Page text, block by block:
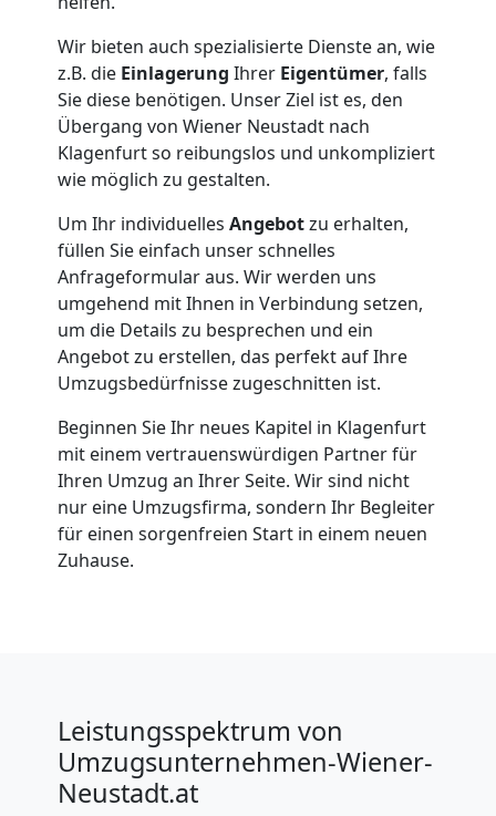
Wir bieten auch spezialisierte Dienste an, wie
z.B. die Einlagerung Ihrer Eigentümer, falls
Sie diese benötigen. Unser Ziel ist es, den
Übergang von Wiener Neustadt nach
Klagenfurt so reibungslos und unkompliziert
wie möglich zu gestalten.
Um Ihr individuelles Angebotzu erhalten,
füllen Sie einfach unser schnelles
Anfrageformular aus. Wir werden uns
umgehend mit Ihnen in Verbindung setzen,
um die Details zu besprechen und ein
Angebot zu erstellen, das perfekt auf Ihre
Umzugsbedürfnisse zugeschnitten ist.
Beginnen Sie Ihr neues Kapitel in Klagenfurt
mit einem vertrauenswürdigen Partner für
Ihren Umzug an Ihrer Seite. Wir sind nicht
nur eine Umzugsfirma, sondern Ihr Begleiter
für einen sorgenfreien Start in einem neuen
Zuhause.
Leistungsspektrum von
Umzugsunternehmen-Wiener-
Neustadt.at
Nationaler
Umzug